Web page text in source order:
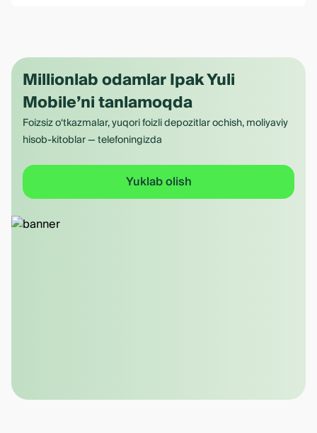
Millionlab odamlar Ipak Yuli
Mobile’ni tanlamoqda
Foizsiz o‘tkazmalar, yuqori foizli depozitlar ochish, moliyaviy
hisob-kitoblar — telefoningizda
Yuklab olish